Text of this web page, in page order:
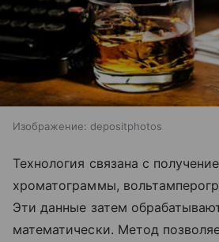
Изображение: depositphotos
Технология связана с
хроматограммы,
Эти данные затем
математически. Метод